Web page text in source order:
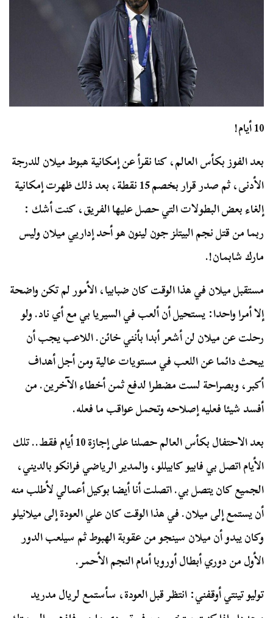
10 أيام!
بعد الفوز بكأس العالم، كنا نقرأ عن إمكانية هبوط ميلان للدرجة
الأدنى، ثم صدر قرار بخصم 15 نقطة، بعد ذلك ظهرت إمكانية
إلغاء بعض البطولات التي حصل عليها الفريق، كنت أشك :
ربما من قتل نجم البيتلز جون لينون هو أحد إداريي ميلان وليس
مارك شابمان!.
مستقبل ميلان في هذا الوقت كان ضبابيا، الأمور لم تكن واضحة
إلا أمرا واحدا: يستحيل أن ألعب في السيريا بي مع أي ناد. ولو
رحلت عن ميلان لن أشعر أبدا بأنني خائن. اللاعب يجب أن
يبحث دائما عن اللعب في مستويات عالية ومن أجل أهداف
أكبر، وبصراحة لست مضطرا لدفع ثمن أخطاء الآخرين. من
أفسد شيئا فعليه إصلاحه وتحمل عواقب ما فعله.
بعد الاحتفال بكأس العالم حصلنا على إجازة 10 أيام فقط.. تلك
الأيام اتصل بي فابيو كابيللو، والمدير الرياضي فرانكو بالديني،
الجميع كان يتصل بي. اتصلت أنا أيضا بوكيل أعمالي لأطلب منه
أن يستمع إلى ميلان. في هذا الوقت كان علي العودة إلى ميلانيلو
وكان يبدو أن ميلان سينجو من عقوبة الهبوط ثم سيلعب الدور
الأول من دوري أبطال أوروبا أمام النجم الأحمر.
توليو تينتي أوقفني: انتظر قبل العودة، سأستمع لريال مدريد